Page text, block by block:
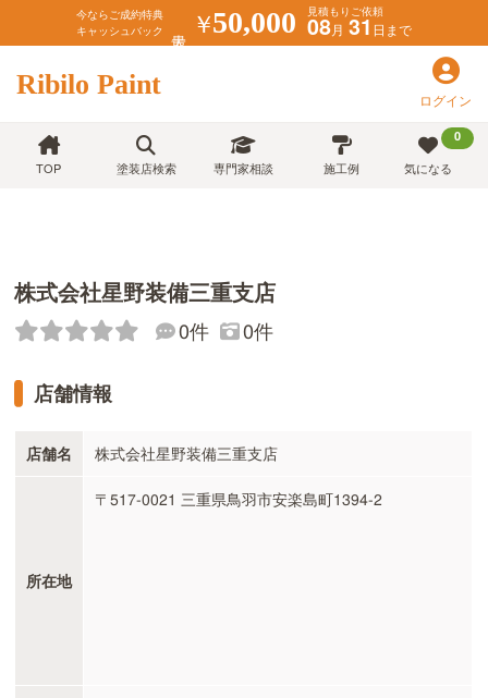
今ならご成約特典
キャッシュバック
￥50,000 見積もりご依頼
08月 31日まで
Ribilo Paint ログイン
TOP 塗装店検索 専門家相談 施工例
0
気になる
株式会社星野装備三重支店
0件 0件
店舗情報
店舗名 株式会社星野装備三重支店
所在地
〒517-0021 三重県鳥羽市安楽島町1394-2